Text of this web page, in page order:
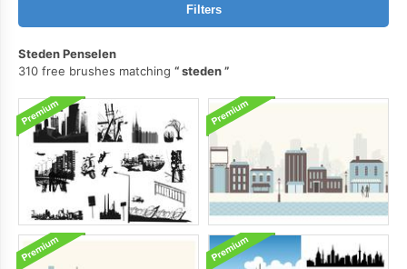
Filters
Steden Penselen
310 free brushes matching
steden